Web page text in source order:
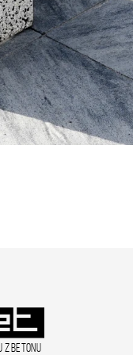
z betonu
_ga
sid
_fbp
_gcl_au